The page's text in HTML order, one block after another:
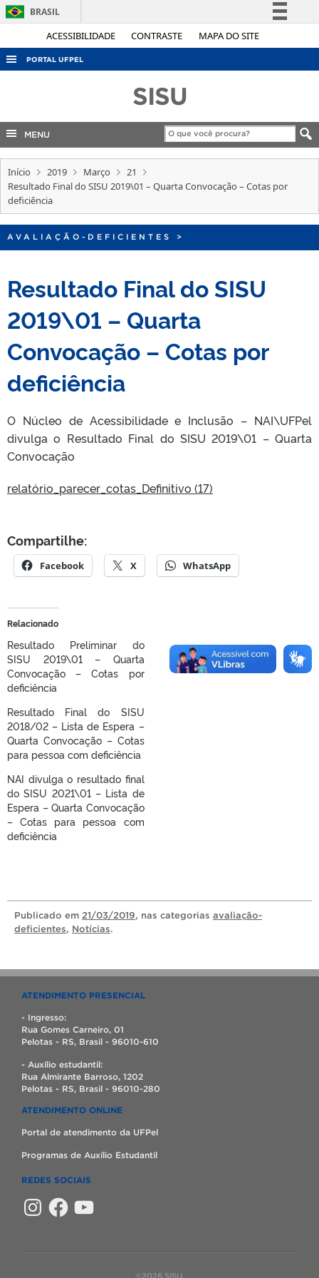
ACESSIBILIDADE CONTRASTE MAPA DO SITE
BRASIL
Simplifique!
Acesso à informação
Legislação
Canais
PORTAL UFPEL
COBALTO
INTERNACIONAL
SISU
MENU
Início 2019 Março
21
Resultado Final do SISU 2019\01 – Quarta Convocação – Cotas por
deficiência
AVALIAÇÃO-DEFICIENTES >
Resultado Final do SISU
2019\01 – Quarta
Convocação – Cotas por
deficiência
O Núcleo de Acessibilidade e Inclusão – NAI\UFPel
divulga o Resultado Final do SISU 2019\01 – Quarta
Convocação
relatório_parecer_cotas_Definitivo (17)
Compartilhe:
Facebook X WhatsApp
Relacionado
Resultado Preliminar do
SISU 2019\01 – Quarta
Convocação – Cotas por
deficiência
Resultado Final do SISU
2018/02 – Lista de Espera –
Quarta Convocação – Cotas
para pessoa com deficiência
NAI divulga o resultado final
do SISU 2021\01 – Lista de
Espera – Quarta Convocação
– Cotas para pessoa com
deficiência
Publicado em 21/03/2019, nas categorias avaliação-
deficientes, Notícias.
ATENDIMENTO PRESENCIAL
- Ingresso:
Rua Gomes Carneiro, 01
Pelotas - RS, Brasil - 96010-610
- Auxílio estudantil:
Rua Almirante Barroso, 1202
Pelotas - RS, Brasil - 96010-280
ATENDIMENTO ONLINE
Portal de atendimento da UFPel
Programas de Auxílio Estudantil
REDES SOCIAIS
InstagramFacebookYouTube
©2026 SISU.